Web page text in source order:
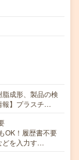
成形、製品の検
報】プラスチ…
OK！履歴書不要
どを入力す…